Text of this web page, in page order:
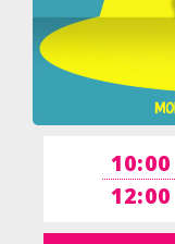
10:00
12:00